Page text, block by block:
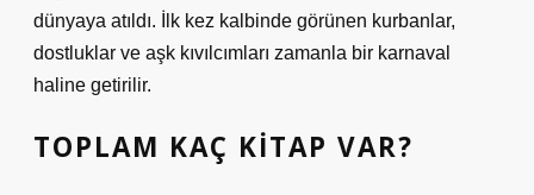
dünyaya atıldı. İlk kez kalbinde görünen kurbanlar,
dostluklar ve aşk kıvılcımları zamanla bir karnaval
haline getirilir.
TOPLAM KAÇ KITAP VAR?